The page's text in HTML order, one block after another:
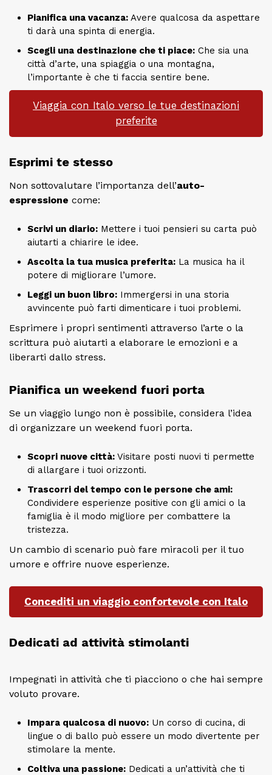
Pianifica una vacanza: Avere qualcosa da aspettare
ti darà una spinta di energia.
Scegli una destinazione che ti piace: Che sia una
città d’arte, una spiaggia o una montagna,
l’importante è che ti faccia sentire bene.
Viaggia con Italo verso le tue destinazioni
preferite
Esprimi te stesso
Non sottovalutare l’importanza dell’auto-
espressione come:
Scrivi un diario: Mettere i tuoi pensieri su carta può
aiutarti a chiarire le idee.
Ascolta la tua musica preferita: La musica ha il
potere di migliorare l’umore.
Leggi un buon libro: Immergersi in una storia
avvincente può farti dimenticare i tuoi problemi.
Esprimere i propri sentimenti attraverso l’arte o la
scrittura può aiutarti a elaborare le emozioni e a
liberarti dallo stress.
Pianifica un weekend fuori porta
Se un viaggio lungo non è possibile, considera l’idea
di organizzare un weekend fuori porta.
Scopri nuove città: Visitare posti nuovi ti permette
di allargare i tuoi orizzonti.
Trascorri del tempo con le persone che ami:
Condividere esperienze positive con gli amici o la
famiglia è il modo migliore per combattere la
tristezza.
Un cambio di scenario può fare miracoli per il tuo
umore e offrire nuove esperienze.
Concediti un viaggio confortevole con Italo
Dedicati ad attività stimolanti
Impegnati in attività che ti piacciono o che hai sempre
voluto provare.
Impara qualcosa di nuovo: Un corso di cucina, di
lingue o di ballo può essere un modo divertente per
stimolare la mente.
Coltiva una passione: Dedicati a un’attività che ti